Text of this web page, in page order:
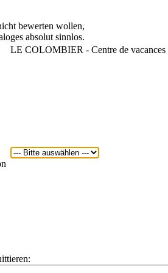
bewerten wollen,
absolut sinnlos.
LE COLOMBIER - Centre de vacances